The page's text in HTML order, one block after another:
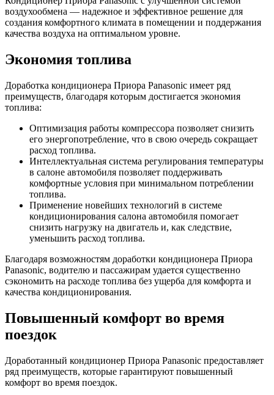
воздухообмена — надежное и эффективное решение для
создания комфортного климата в помещении и поддержания
качества воздуха на оптимальном уровне.
Экономия топлива
Доработка кондиционера Приора Panasonic имеет ряд
преимуществ, благодаря которым достигается экономия
топлива:
Оптимизация работы компрессора позволяет снизить
его энергопотребление, что в свою очередь сокращает
расход топлива.
Интеллектуальная система регулирования температуры
в салоне автомобиля позволяет поддерживать
комфортные условия при минимальном потреблении
топлива.
Применение новейших технологий в системе
кондиционирования салона автомобиля помогает
снизить нагрузку на двигатель и, как следствие,
уменьшить расход топлива.
Благодаря возможностям доработки кондиционера Приора
Panasonic, водителю и пассажирам удается существенно
сэкономить на расходе топлива без ущерба для комфорта и
качества кондиционирования.
Повышенный комфорт во время
поездок
Доработанный кондиционер Приора Panasonic предоставляет
ряд преимуществ, которые гарантируют повышенный
комфорт во время поездок.